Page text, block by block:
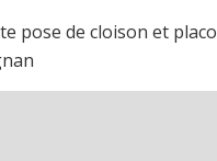
pose de cloison et placo